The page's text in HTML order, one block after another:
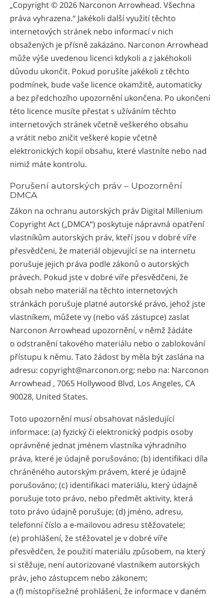
„Copyright © 2026 Narconon Arrowhead. Všechna
práva vyhrazena.“ Jakékoli další využití těchto
internetových stránek nebo informací v nich
obsažených je přísně zakázáno. Narconon Arrowhead
může výše uvedenou licenci kdykoli a z jakéhokoli
důvodu ukončit. Pokud porušíte jakékoli z těchto
podmínek, bude vaše licence okamžitě, automaticky
a bez předchozího upozornění ukončena. Po ukončení
této licence musíte přestat s užíváním těchto
internetových stránek včetně veškerého obsahu
a vrátit nebo zničit veškeré kopie včetně
elektronických kopií obsahu, které vlastníte nebo nad
nimiž máte kontrolu.
Porušení autorských práv – Upozornění
DMCA
Zákon na ochranu autorských práv Digital Millenium
Copyright Act („DMCA“) poskytuje nápravná opatření
vlastníkům autorských práv, kteří jsou v dobré víře
přesvědčeni, že materiál objevující se na internetu
porušuje jejich práva podle zákonů o autorských
právech. Pokud jste v dobré víře přesvědčeni, že
obsah nebo materiál na těchto internetových
stránkách porušuje platné autorské právo, jehož jste
vlastníkem, můžete vy (nebo váš zástupce) zaslat
Narconon Arrowhead upozornění, v němž žádáte
o odstranění takového materiálu nebo o zablokování
přístupu k němu. Tato žádost by měla být zaslána na
adresu: copyright@narconon.org; nebo na: Narconon
Arrowhead , 7065 Hollywood Blvd, Los Angeles, CA
90028, United States.
Toto upozornění musí obsahovat následující
informace: (a) fyzický či elektronický podpis osoby
oprávněné jednat jménem vlastníka výhradního
práva, které je údajně porušováno; (b) identifikaci díla
chráněného autorským právem, které je údajně
porušováno; (c) identifikaci materiálu, který údajně
porušuje toto právo, nebo předmět aktivity, která
toto právo údajně porušuje; (d) jméno, adresu,
telefonní číslo a e-mailovou adresu stěžovatele;
(e) prohlášení, že stěžovatel je v dobré víře
přesvědčen, že použití materiálu způsobem, na který
si stěžuje, není autorizované vlastníkem autorských
práv, jeho zástupcem nebo zákonem;
a (f) místopřísežné prohlášení, že informace v daném